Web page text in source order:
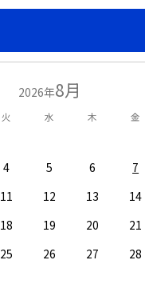
2026年8月
火 水 木 金
4 5 6 7
11 12 13 14
18 19 20 21
25 26 27 28